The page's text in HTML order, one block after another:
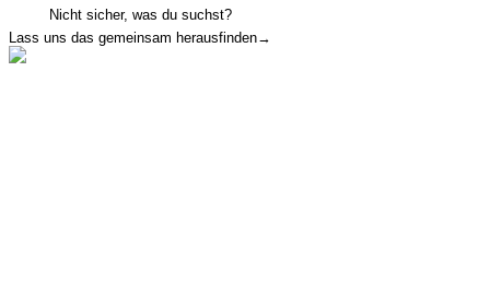
Nicht sicher, was du suchst?
Lass uns das gemeinsam herausfinden→